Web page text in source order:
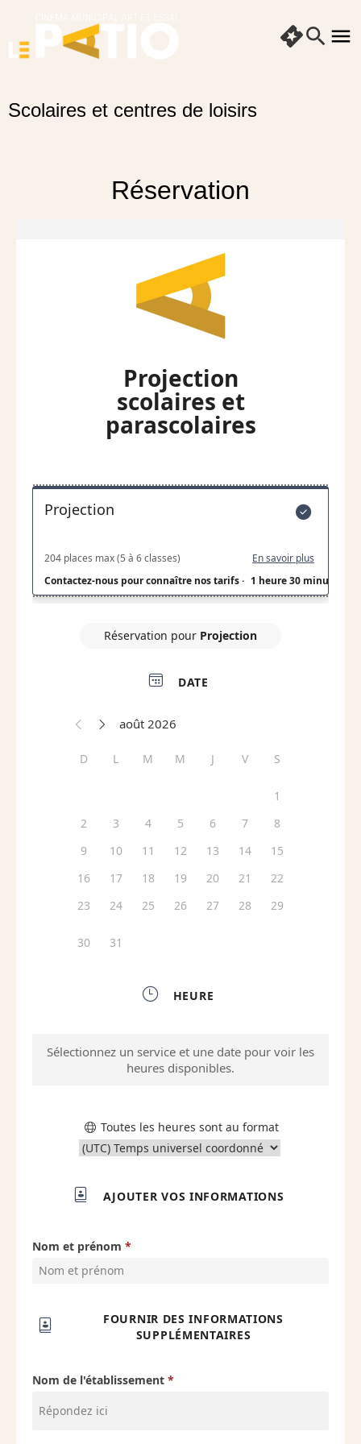
Scolaires et centres de loisirs
Réservation